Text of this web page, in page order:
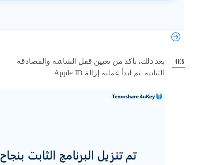
بعد ذلك، تأكد من تعيين قفل الشاشة والمصادقة
الثنائية. ثم ابدأ عملية إزالة Apple ID.